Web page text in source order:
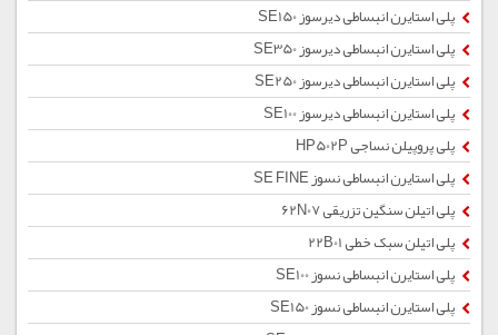
پلی استایرن انبساطی دیرسوز SE150
پلی استایرن انبساطی دیرسوز SE350
پلی استایرن انبساطی دیرسوز SE250
پلی استایرن انبساطی دیرسوز SE100
پلی پروپیلن نساجی HP502P
پلی استایرن انبساطی نسوز SE FINE
پلی اتیلن سنگین تزریقی 62N07
پلی اتیلن سبک خطی 22B01
پلی استایرن انبساطی نسوز SE100
پلی استایرن انبساطی نسوز SE150